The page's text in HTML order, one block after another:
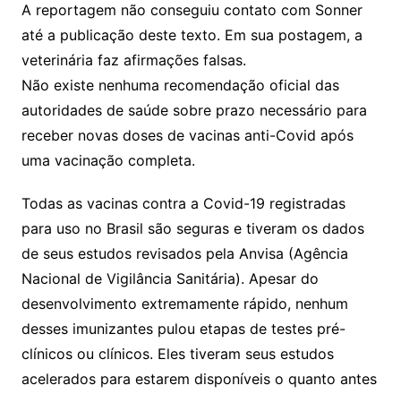
A reportagem não conseguiu contato com Sonner
até a publicação deste texto. Em sua postagem, a
veterinária faz afirmações falsas.
Não existe nenhuma recomendação oficial das
autoridades de saúde sobre prazo necessário para
receber novas doses de vacinas anti-Covid após
uma vacinação completa.
Todas as vacinas contra a Covid-19 registradas
para uso no Brasil são seguras e tiveram os dados
de seus estudos revisados pela Anvisa (Agência
Nacional de Vigilância Sanitária). Apesar do
desenvolvimento extremamente rápido, nenhum
desses imunizantes pulou etapas de testes pré-
clínicos ou clínicos. Eles tiveram seus estudos
acelerados para estarem disponíveis o quanto antes